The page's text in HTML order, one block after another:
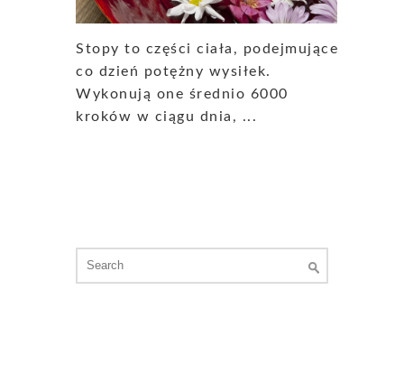
Stopy to części ciała, podejmujące
co dzień potężny wysiłek.
Wykonują one średnio 6000
kroków w ciągu dnia, ...
for: